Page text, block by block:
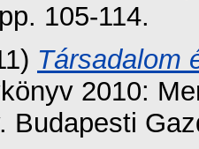
105-114.
Társadalom
2010:
Budapesti